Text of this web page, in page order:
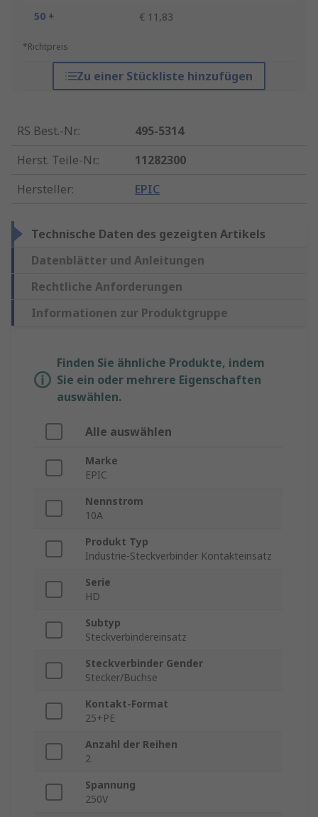
50 +
€ 11,83
*Richtpreis
Zu einer Stückliste hinzufügen
RS Best.-Nr.:
495-5314
Herst. Teile-Nr.:
11282300
Hersteller: EPIC
Technische Daten des gezeigten Artikels
Datenblätter und Anleitungen
Rechtliche Anforderungen
Informationen zur Produktgruppe
Finden Sie ähnliche Produkte, indem
Sie ein oder mehrere Eigenschaften
auswählen.
Alle auswählen
Marke
EPIC
Nennstrom
10A
Produkt Typ
Industrie-Steckverbinder Kontakteinsatz
Serie
HD
Subtyp
Steckverbindereinsatz
Steckverbinder Gender
Stecker/Buchse
Kontakt-Format
25+PE
Anzahl der Reihen
2
Spannung
250V